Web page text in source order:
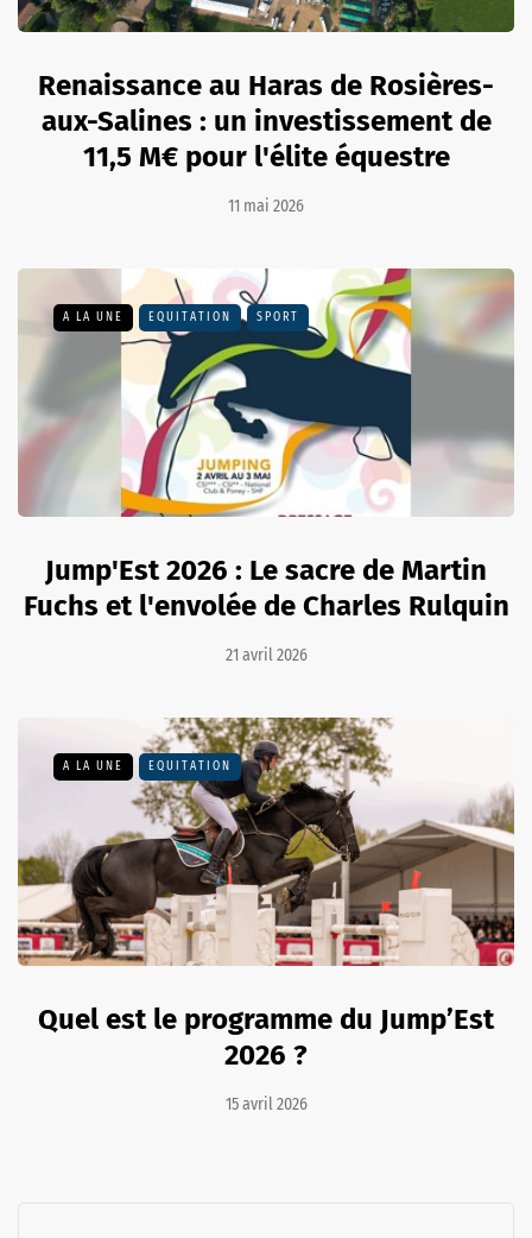
Renaissance au Haras de Rosières-
aux-Salines : un investissement de
11,5 M€ pour l'élite équestre
11 mai 2026
A LA UNE EQUITATION SPORT
Jump'Est 2026 : Le sacre de Martin
Fuchs et l'envolée de Charles Rulquin
21 avril 2026
A LA UNE EQUITATION
Quel est le programme du Jump’Est
2026 ?
15 avril 2026